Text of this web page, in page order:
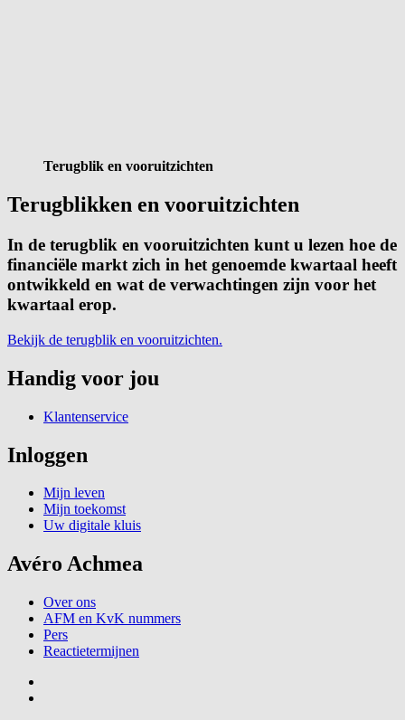
Terugblik en vooruitzichten
Terugblikken en vooruitzichten
​In de terugblik en vooruitzichten kunt u lezen hoe de
financiële markt zich in het genoemde kwartaal heeft
ontwikkeld en wat de verwachtingen zijn voor het
kwartaal erop.
Bekijk de terugblik en vooruitzichten.
Handig voor jou
Klantenservice
Inloggen
Mijn leven
Mijn toekomst
Uw digitale kluis
Avéro Achmea
Over ons
AFM en KvK nummers
Pers
Reactietermijnen